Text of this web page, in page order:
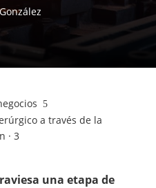
a través de la
· 3
una etapa de